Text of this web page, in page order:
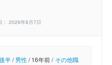
： 2026年8月7日
半/男性/16年前 / その他職